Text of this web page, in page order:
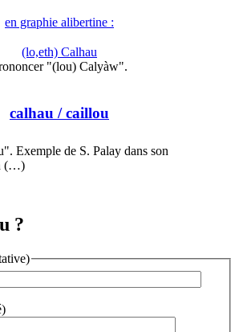
en graphie alibertine :
(lo,eth) Calhau
"(lou) Calyàw".
calhau / caillou
Exemple de S. Palay dans son
(…)
?